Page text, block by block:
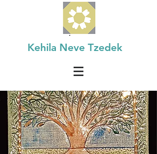
Kehila Neve Tzedek